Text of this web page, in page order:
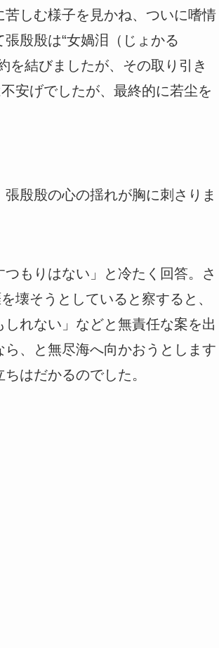
しむ様子を見かね、ついに嗜情
殷殷は“女媧泪（じょかる
を結びましたが、その取り引き
安げでしたが、最終的に若尘を
殷殷の心の揺れが胸に刺さりま
もりはない」と冷たく回答。さ
壊そうとしていると察すると、
れない」などと無責任な案を出
、と無尽海へ向かおうとします
はだかるのでした。